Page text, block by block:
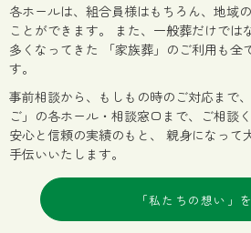
各ホールは、組合員様はもちろん、地域
ことができます。
また、一般葬だけでは
多くなってきた 「家族葬」のご利用も
す。
事前相談から、もしもの時のご対応まで、
ご」の各ホール・相談窓口まで、ご相談く
安心と信頼の実績のもと、
親身になって
手伝いいたします。
「私たちの想い」